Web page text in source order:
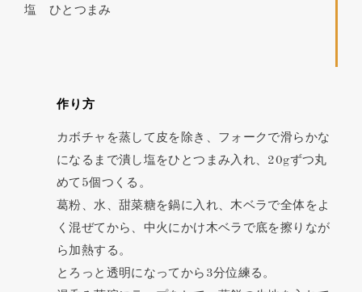
塩 ひとつまみ
作り方
カボチャを蒸して皮を除き、フォークで滑らかな
になるまで潰し塩をひとつまみ入れ、20gずつ丸
めて5個つくる。
葛粉、水、甜菜糖を鍋に入れ、木ベラで全体をよ
く混ぜてから、中火にかけ木ベラで底を擦りなが
ら加熱する。
とろっと透明になってから3分位練る。